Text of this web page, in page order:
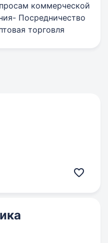
коммерческой
Посредничество
торговля